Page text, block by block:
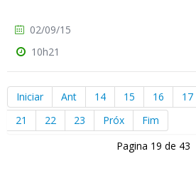
02/09/15
10h21
Iniciar Ant 14 15 16 17
21
22 23 Próx
Fim
Pagina 19 de 43